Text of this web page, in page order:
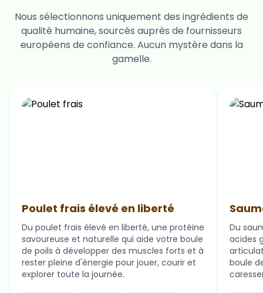
Nous sélectionnons uniquement des ingrédients de
qualité humaine, sourcés auprès de fournisseurs
européens de confiance. Aucun mystère dans la
gamelle.
Poulet frais élevé en liberté
Du poulet frais élevé en liberté, une protéine
savoureuse et naturelle qui aide votre boule
de poils à développer des muscles forts et à
rester pleine d'énergie pour jouer, courir et
explorer toute la journée.
Du
acides
boule